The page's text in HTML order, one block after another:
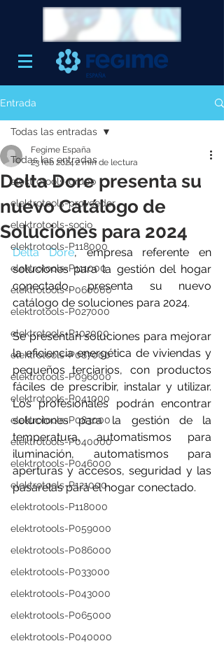
Entrada
Todas las entradas
elektrotools-grupo
elektrotools-proveedor
elektrotools-socio
elektrotools-P118000
elektrotools-P111000
elektrotools-P060000
elektrotools-P027000
elektrotools-P102000
elektrotools-P087000
elektrotools-P096000
elektrotools-P041000
elektrotools-P083000
elektrotools-P040000
elektrotools-P046000
elektrotools-P121000
elektrotools-P118000
elektrotools-P059000
elektrotools-P086000
elektrotools-P033000
elektrotools-P043000
elektrotools-P065000
elektrotools-P040000
Todas las entradas
Delta Dore presenta su
nuevo Catálogo de
Soluciones para 2024
Fegime España
23 feb 2024 2 min de lectura
Delta Dore, empresa referente en
soluciones para la gestión del hogar
conectado, presenta su nuevo
catálogo de soluciones para 2024.
Se presentan soluciones para mejorar
la eficiencia energética de viviendas y
pequeños terciarios, con productos
fáciles de prescribir, instalar y utilizar.
Los profesionales podrán encontrar
soluciones para la gestión de la
temperatura, automatismos para
iluminación, automatismos para
aperturas y accesos, seguridad y las
pasarelas para el hogar conectado.